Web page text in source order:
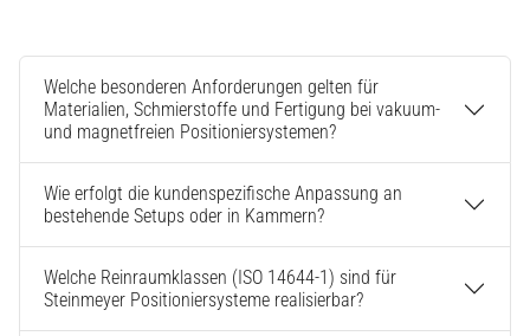
Welche besonderen Anforderungen gelten für
Materialien, Schmierstoffe und Fertigung bei vakuum-
und magnetfreien Positioniersystemen?
Wie erfolgt die kundenspezifische Anpassung an
bestehende Setups oder in Kammern?
Welche Reinraumklassen (ISO 14644-1) sind für
Steinmeyer Positioniersysteme realisierbar?